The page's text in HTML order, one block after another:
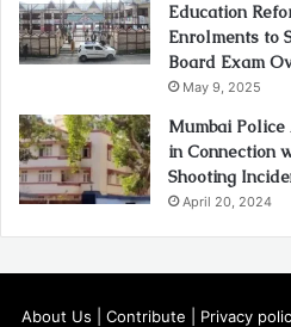
Education
Enrolments to
Board Exam
May 9, 2025
Mumbai
in Connection
Shooting
April 20, 2024
About Us Contribute Privacy